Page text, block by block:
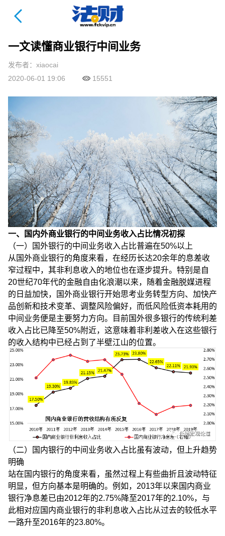
法财课详情页
一文读懂商业银行中间业务
发布者：xiaocai
2020-06-01 19:06
15551
一、国内外商业银行的中间业务收入占比情况初探
（一）国外银行的中间业务收入占比普遍在50%以上
从国外商业银行的角度来看，在经历长达20余年的息差收
窄过程中，其非利息收入的地位也在逐步提升。特别是自
20世纪70年代的金融自由化浪潮以来，随着金融脱媒进程
的日益加快，国外商业银行开始思考业务转型方向、加快产
品创新和技术变革、调整风险偏好，而低风险低资本耗用的
中间业务便是主要努力方向。目前国外很多银行的传统利差
收入占比已降至50%附近，这意味着非利差收入在这些银行
的收入结构中已经占到了半壁江山的位置。
（二）国内银行的中间业务收入占比虽有波动，但上升趋势
明确
站在国内银行的角度来看，虽然过程上有些曲折且波动特征
明显，但方向基本是明确的。例如，2013年以来国内商业
银行净息差已由2012年的2.75%降至2017年的2.10%，与
此相对应国内商业银行的非利息收入占比从过去的较低水平
一路升至2016年的23.80%。